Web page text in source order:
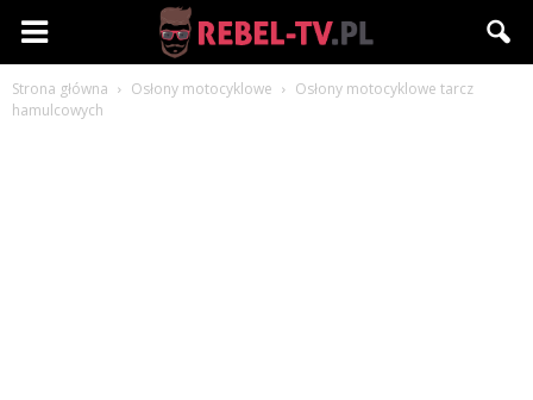
Rebel-
TV.pl
Strona główna Osłony motocyklowe
Osłony motocyklowe tarcz
hamulcowych